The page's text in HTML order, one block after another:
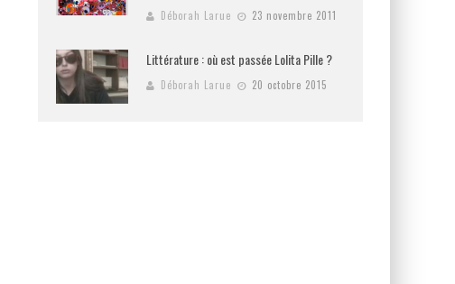
Déborah Larue 23 novembre 2011
Littérature : où est passée Lolita Pille ?
Déborah Larue 20 octobre 2015